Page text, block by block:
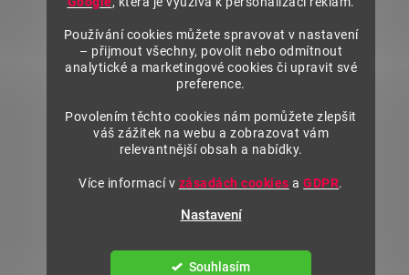
Používání cookies můžete spravovat v nastavení
– přijmout všechny, povolit nebo odmítnout
analytické a marketingové cookies či upravit své
preference.
Povolením těchto cookies nám pomůžete zlepšit
váš zážitek na webu a zobrazovat vám
relevantnější obsah a nabídky.
Více informací v zásadách cookies aGDPR.
Nastavení
Souhlasím